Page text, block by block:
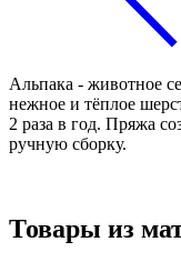
Альпака - животное
нежное и тёплое
2 раза в год. Пряжа
ручную сборку.
Товары из